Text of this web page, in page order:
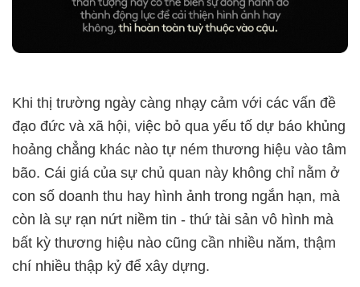
Khi thị trường ngày càng nhạy cảm với các vấn đề
đạo đức và xã hội, việc bỏ qua yếu tố dự báo khủng
hoảng chẳng khác nào tự ném thương hiệu vào tâm
bão. Cái giá của sự chủ quan này không chỉ nằm ở
con số doanh thu hay hình ảnh trong ngắn hạn, mà
còn là sự rạn nứt niềm tin - thứ tài sản vô hình mà
bất kỳ thương hiệu nào cũng cần nhiều năm, thậm
chí nhiều thập kỷ để xây dựng.